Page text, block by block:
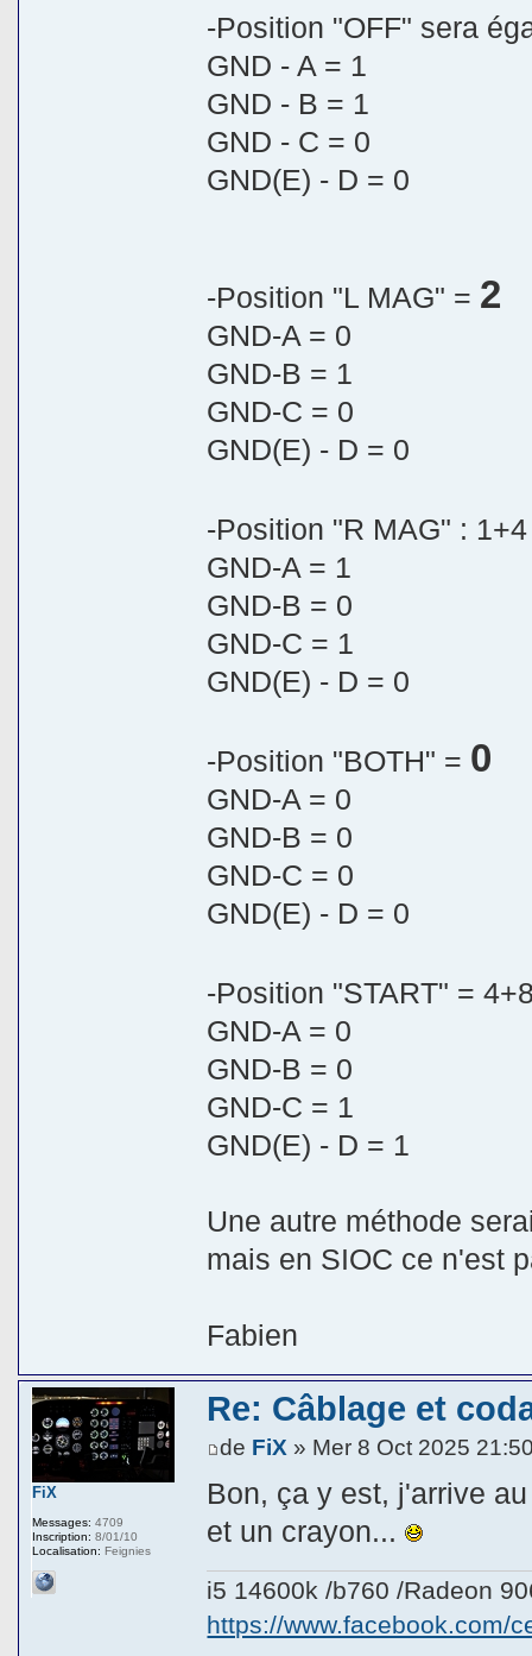
-Position "OFF" sera
GND - A = 1
GND - B = 1
GND - C = 0
GND(E) - D = 0
-Position "L MAG" = 2
GND-A = 0
GND-B = 1
GND-C = 0
GND(E) - D = 0
-Position "R MAG" :
GND-A = 1
GND-B = 0
GND-C = 1
GND(E) - D = 0
-Position "BOTH" = 0
GND-A = 0
GND-B = 0
GND-C = 0
GND(E) - D = 0
-Position "START" =
GND-A = 0
GND-B = 0
GND-C = 1
GND(E) - D = 1
Une autre méthode
mais en SIOC ce n'est
Fabien
Re: Câblage et
de FiX » Mer 8 Oct 2025
Bon, ça y est, j'arrive
et un crayon...
i5 14600k /b760 /Radeon
https://www.facebook.com/
FiX
Messages: 4709
Inscription: 8/01/10
Localisation: Feignies